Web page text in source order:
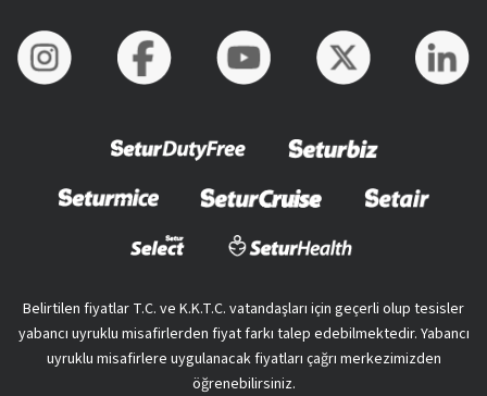
Belirtilen fiyatlar T.C. ve K.K.T.C. vatandaşları için geçerli olup tesisler
yabancı uyruklu misafirlerden fiyat farkı talep edebilmektedir. Yabancı
uyruklu misafirlere uygulanacak fiyatları çağrı merkezimizden
öğrenebilirsiniz.